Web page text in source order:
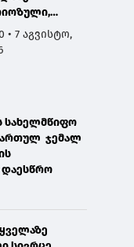
ჩემგან
• 7 აგვისტო,
სახელმწიფო
ჯემალ
დაესწრო